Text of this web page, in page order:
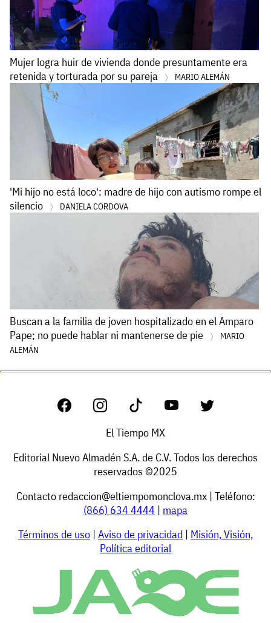
Mujer logra huir de vivienda donde presuntamente era
retenida y torturada por su pareja
MARIO ALEMÁN
'Mi hijo no está loco': madre de hijo con autismo rompe el
silencio
DANIELA CORDOVA
Buscan a la familia de joven hospitalizado en el Amparo
Pape; no puede hablar ni mantenerse de pie
MARIO
ALEMÁN
El Tiempo MX
Editorial Nuevo Almadén S.A. de C.V. Todos los derechos
reservados ©2025
Contacto redaccion@eltiempomonclova.mx| Teléfono:
(866) 634 4444 | mapa
Términos de uso | Aviso de privacidad | Misión, Visión,
Política editorial